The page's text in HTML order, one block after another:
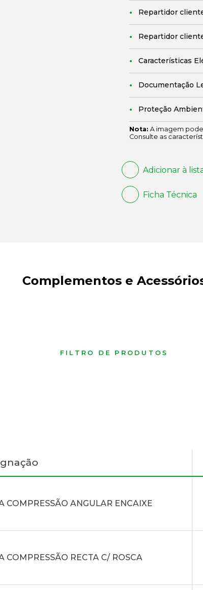
Repartidor
Repartidor
Características
Documentação
Proteção
Nota: A imagem
Consulte as
Adicionar à
Ficha Técnica
Complementos e
FILTRO DE PRODUTOS
COMPRESSÃO ANGULAR ENCAIXE
COMPRESSÃO RECTA C/ ROSCA